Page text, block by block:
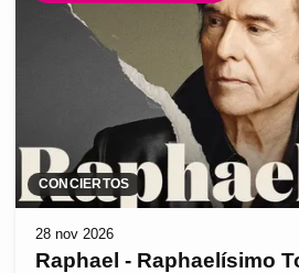
CONCIERTOS
28 nov 2026
Raphael - Raphaelísimo